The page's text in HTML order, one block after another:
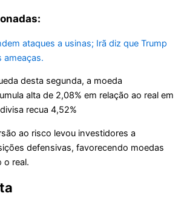
ataques a usinas; Irã diz que Trump
ameaças.
desta segunda, a moeda
alta de 2,08% em relação ao real em
recua 4,52%
ao risco levou investidores a
defensivas, favorecendo moedas
o real.